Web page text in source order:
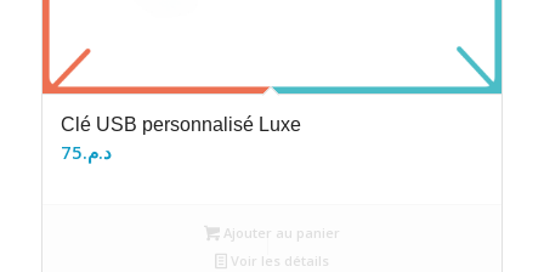
Clé USB personnalisé Luxe
د.م.75
Ajouter au panier
Voir les détails